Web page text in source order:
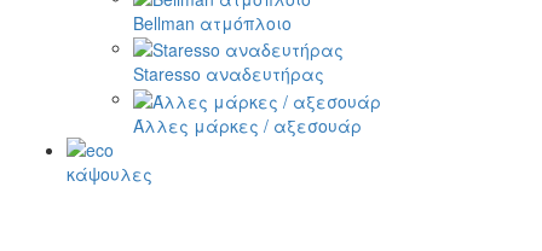
Bellman ατμόπλοιο
Staresso αναδευτήρας
Άλλες μάρκες / αξεσουάρ